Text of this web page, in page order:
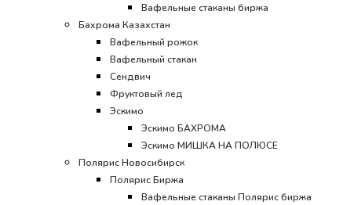
Вафельные стаканы биржа
Бахрома Казахстан
Вафельный рожок
Вафельный стакан
Сендвич
Фруктовый лед
Эскимо
Эскимо БАХРОМА
Эскимо МИШКА НА ПОЛЮСЕ
Полярис Новосибирск
Полярис Биржа
Вафельные стаканы Полярис биржа